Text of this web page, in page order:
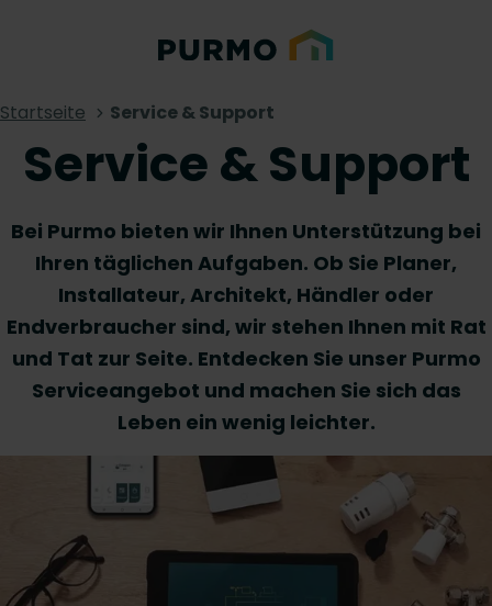
Startseite Service & Support
Service & Support
Bei Purmo bieten wir Ihnen Unterstützung bei
Ihren täglichen Aufgaben. Ob Sie Planer,
Installateur, Architekt, Händler oder
Endverbraucher sind, wir stehen Ihnen mit Rat
und Tat zur Seite. Entdecken Sie unser Purmo
Serviceangebot und machen Sie sich das
Leben ein wenig leichter.